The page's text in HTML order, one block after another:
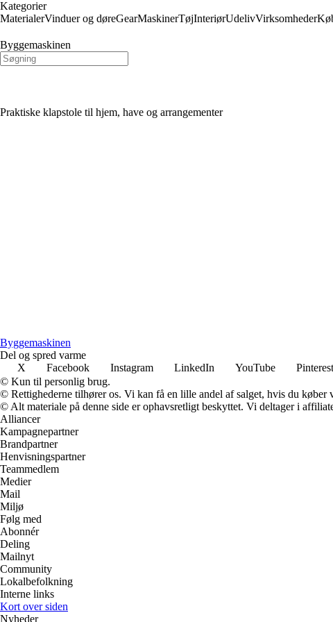
Kategorier
MaterialerVinduer og døreGearMaskinerTøjInteriørUdelivVirksomheder
Byggemaskinen
Praktiske klapstole til hjem, have og arrangementer
Byggemaskinen
Del og spred varme
X
Facebook Instagram LinkedIn YouTube Pinterest
© Kun til personlig brug.
© Rettighederne tilhører os. Vi kan få en lille andel af salget, hvis du køber
© Alt materiale på denne side er ophavsretligt beskyttet. Vi deltager i
Alliancer
Kampagnepartner
Brandpartner
Henvisningspartner
Teammedlem
Medier
Mail
Miljø
Følg med
Abonnér
Deling
Mailnyt
Community
Lokalbefolkning
Interne links
Kort over siden
Nyheder